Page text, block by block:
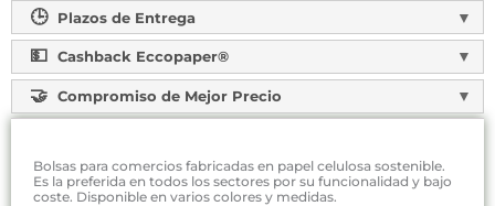
Plazos de Entrega
Cashback Eccopaper®
Compromiso de Mejor Precio
Bolsas para comercios fabricadas en papel celulosa sostenible.
Es la preferida en todos los sectores por su funcionalidad y bajo
coste. Disponible en varios colores y medidas.